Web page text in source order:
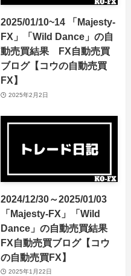
2025/01/10~14 「Majesty-
FX」「Wild Dance」の自
動売買結果 FX自動売買
ブログ【コウの自動売買
FX】
2025年2月2日
2024/12/30～2025/01/03
「Majesty-FX」「Wild
Dance」の自動売買結果
FX自動売買ブログ【コウ
の自動売買FX】
2025年1月22日